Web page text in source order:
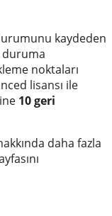
kaydeden
duruma
noktaları
lisansı ile
10 geri
daha fazla